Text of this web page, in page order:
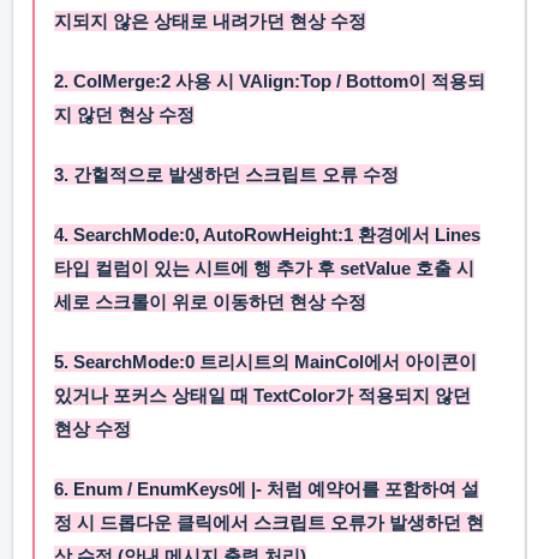
지되지 않은 상태로 내려가던 현상 수정
2. ColMerge:2 사용 시 VAlign:Top / Bottom이 적용되
지 않던 현상 수정
3. 간헐적으로 발생하던 스크립트 오류 수정
4. SearchMode:0,AutoRowHeight:1 환경에서 Lines
타입 컬럼이 있는 시트에 행 추가 후 setValue 호출 시
세로 스크롤이 위로 이동하던 현상 수정
5. SearchMode:0 트리시트의 MainCol에서 아이콘이
있거나 포커스 상태일 때 TextColor가 적용되지 않던
현상 수정
6. Enum / EnumKeys에 |- 처럼 예약어를 포함하여 설
정 시 드롭다운 클릭에서 스크립트 오류가 발생하던 현